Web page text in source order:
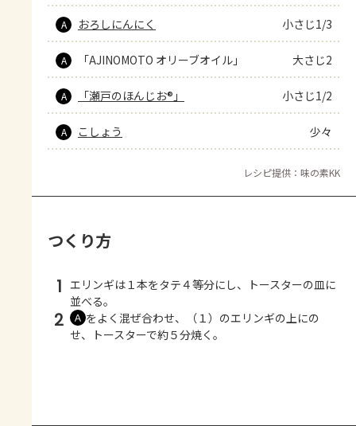
A おろしにんにく 小さじ1/3
A 「AJINOMOTO オリーブオイル」 大さじ2
A 「瀬戸のほんじお®」 小さじ1/2
A こしょう 少々
レシピ提供：味の素KK
つくり方
1 エリンギは１本をタテ４等分にし、トースターの皿に
並べる。
2 Ａ をよく混ぜ合わせ、（１）のエリンギの上にの
せ、トースターで約５分焼く。